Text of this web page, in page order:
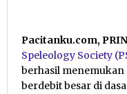
Pacitanku.com,
Speleology Society
berhasil
berdebit besar di